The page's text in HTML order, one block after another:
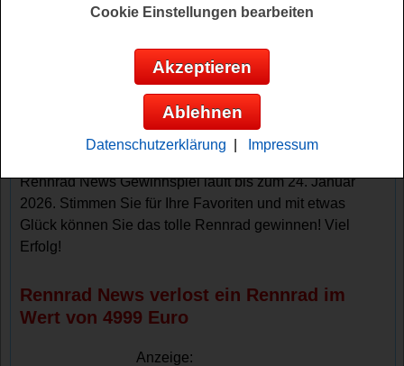
User Award 2026 aus. In dieser Befragung stimmen Sie
und Marken des Jahres ab.
Um die Gewinnspielteilnahme abzuschließen, müssen
Sie am Ende des Formulars Ihre Kontaktdaten angeben.
Diese werden laut Veranstalter ausschließlich für die
Rennrad News Gewinnspiel läuft bis zum 24. Januar
2026. Stimmen Sie für Ihre Favoriten und mit etwas
Glück können Sie das tolle Rennrad gewinnen! Viel
Erfolg!
Rennrad News verlost ein Rennrad im
Wert von 4999 Euro
Anzeige:
Cookie Einstellungen bearbeiten
Akzeptieren
Ablehnen
Datenschutzerklärung Impressum